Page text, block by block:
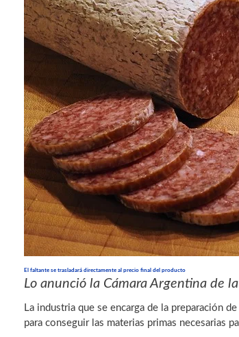
El faltante se trasladará directamente al precio final del producto
Lo anunció la Cámara Argentina de
La industria que se encarga de la preparación
para conseguir las materias primas necesarias